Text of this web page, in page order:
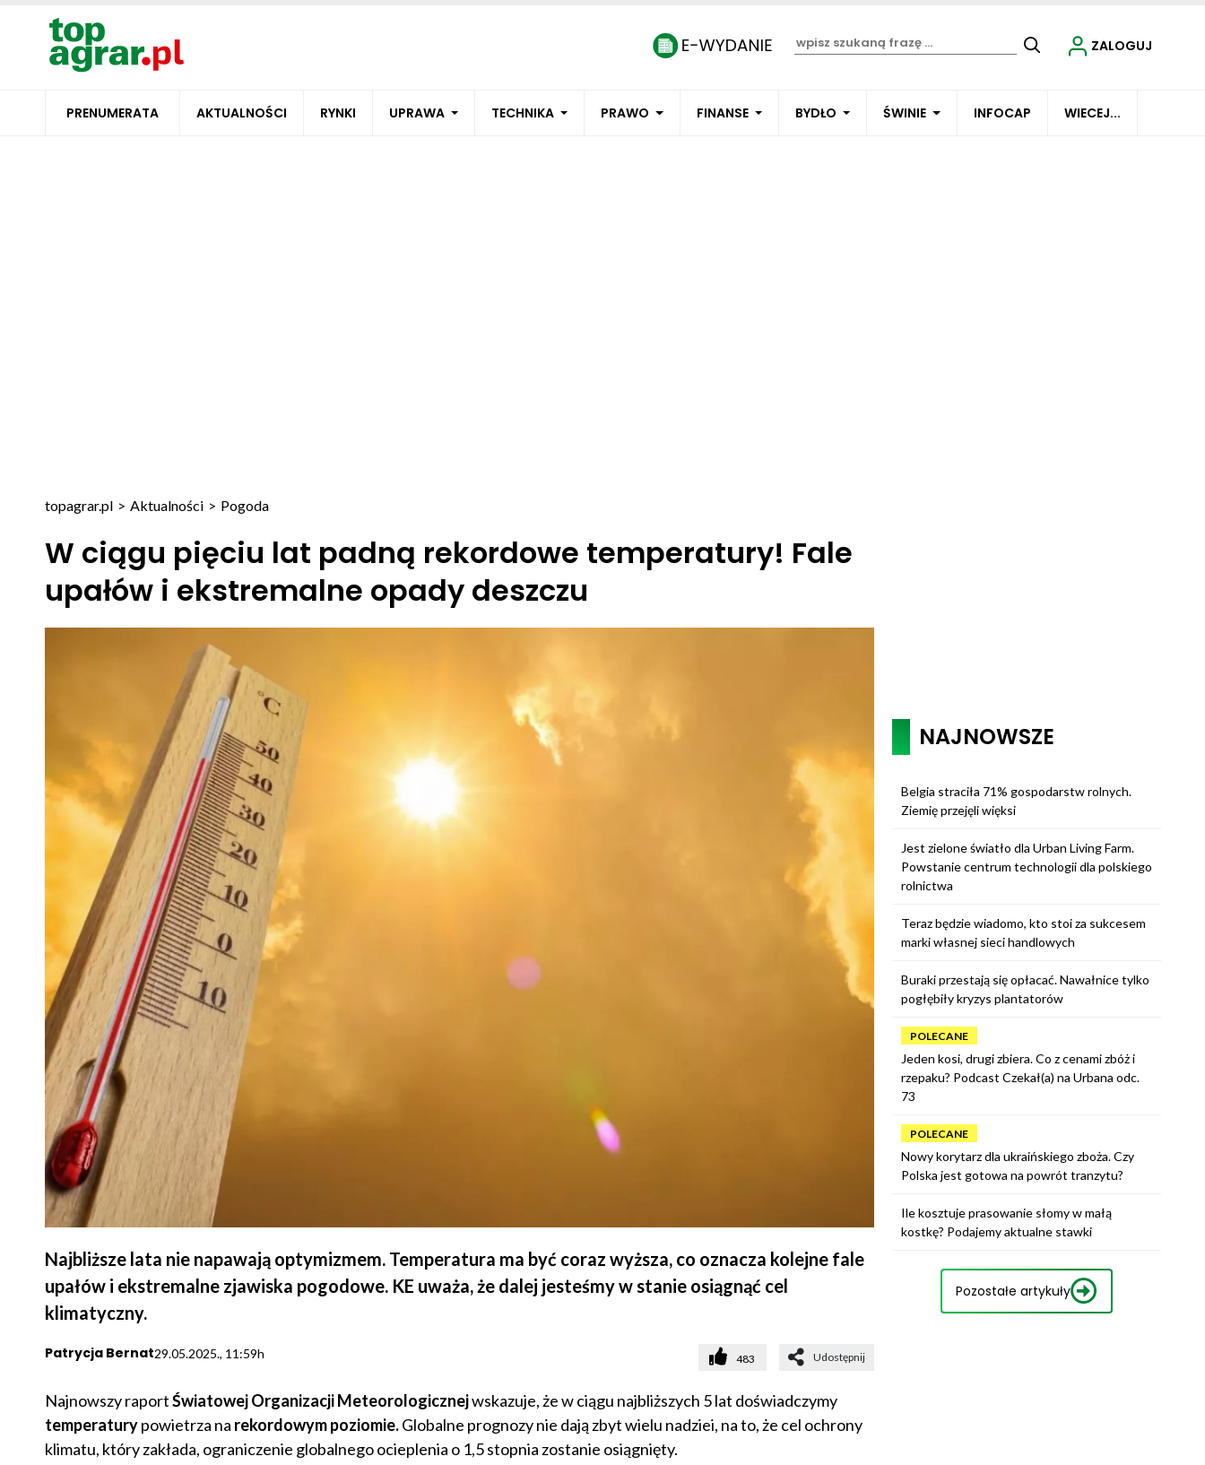
PRENUMERATA AKTUALNOŚCI RYNKI UPRAWA TECHNIKA PRAWO FINANSE BYDŁO ŚWINIE INFOCAP WIECEJ...
ZALOGUJ
topagrar.pl > Aktualności > Pogoda
W ciągu pięciu lat padną rekordowe temperatury! Fale
upałów i ekstremalne opady deszczu
Najbliższe lata nie napawają optymizmem. Temperatura ma być coraz wyższa, co oznacza kolejne fale
upałów i ekstremalne zjawiska pogodowe. KE uważa, że dalej jesteśmy w stanie osiągnąć cel
klimatyczny.
Patrycja Bernat29.05.2025., 11:59h 483 Udostępnij
Najnowszy raportŚwiatowej Organizacji Meteorologicznejwskazuje, że w ciągu najbliższych 5 lat doświadczymy
temperaturypowietrza na rekordowym poziomie.Globalne prognozy nie dają zbyt wielu nadziei, na to, że cel ochrony
klimatu, który zakłada, ograniczenie globalnego ocieplenia o 1,5 stopnia zostanie osiągnięty.
NAJNOWSZE
Belgia straciła 71% gospodarstw rolnych.
Ziemię przejęli więksi
Jest zielone światło dla Urban Living Farm.
Powstanie centrum technologii dla polskiego
rolnictwa
Teraz będzie wiadomo, kto stoi za sukcesem
marki własnej sieci handlowych
Buraki przestają się opłacać. Nawałnice tylko
pogłębiły kryzys plantatorów
POLECANE
Jeden kosi, drugi zbiera. Co z cenami zbóż i
rzepaku? Podcast Czekał(a) na Urbana odc.
73
POLECANE
Nowy korytarz dla ukraińskiego zboża. Czy
Polska jest gotowa na powrót tranzytu?
Ile kosztuje prasowanie słomy w małą
kostkę? Podajemy aktualne stawki
Pozostałe artykuły